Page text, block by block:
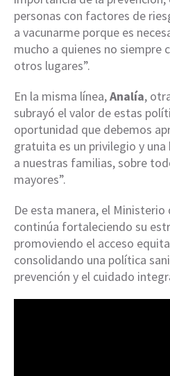
personas con factores de
a vacunarme porque es
mucho a quienes no siempre
otros lugares”.
En la misma línea,Analía,
subrayó el valor de estas
oportunidad que debemos
gratuita es un privilegio y
a nuestras familias, sobre
mayores”.
De esta manera, el Ministerio
continúa fortaleciendo su
promoviendo el acceso
consolidando una política
prevención y el cuidado